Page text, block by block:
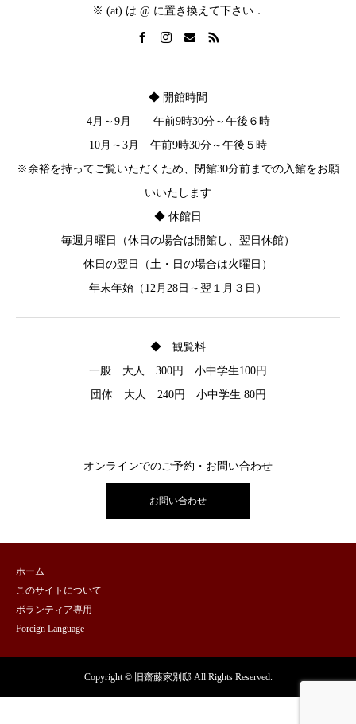
※ (at) は @ に置き換えて下さい．
◆ 開館時間
4月～9月 午前9時30分～午後６時
10月～3月 午前9時30分～午後５時
※余裕を持ってご覧いただくため、閉館30分前までの入館をお願
いいたします
◆ 休館日
毎週月曜日（休日の場合は開館し、翌日休館）
休日の翌日（土・日の場合は火曜日）
年末年始（12月28日～翌１月３日）
◆ 観覧料
一般 大人 300円 小中学生100円
団体 大人 240円 小中学生 80円
オンラインでのご予約・お問い合わせ
お問い合わせ
ホーム
このサイトについて
ボランティア専用
Foreign Language
Copyright © 旧齋藤家別邸 All Rights Reserved.